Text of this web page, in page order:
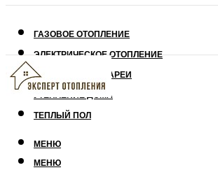
ГАЗОВОЕ ОТОПЛЕНИЕ
ЭЛЕКТРИЧЕСКОЕ ОТОПЛЕНИЕ
СОЛНЕЧНЫЕ БАТАРЕИ
УТЕПЛЕНИЕ ДОМА
ТЕПЛЫЙ ПОЛ
МЕНЮ
МЕНЮ